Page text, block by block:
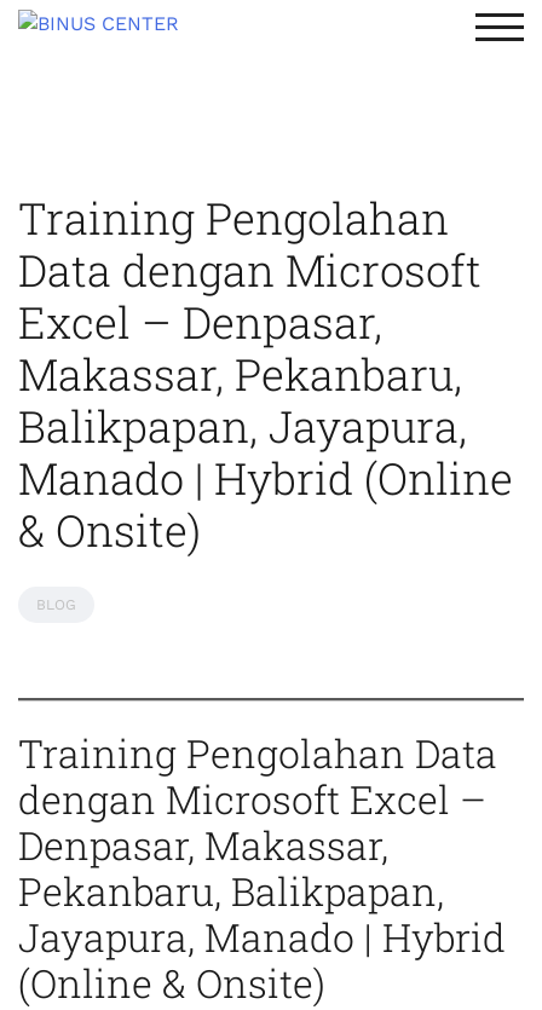
Training Pengolahan
Data dengan Microsoft
Excel – Denpasar,
Makassar, Pekanbaru,
Balikpapan, Jayapura,
Manado | Hybrid (Online
& Onsite)
BLOG
Training Pengolahan Data
dengan Microsoft Excel –
Denpasar, Makassar,
Pekanbaru, Balikpapan,
Jayapura, Manado | Hybrid
(Online & Onsite)